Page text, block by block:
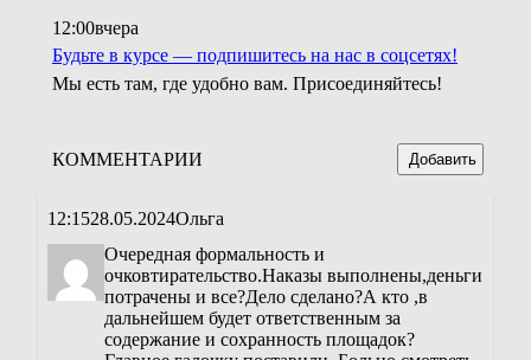
12:00вчера
Будьте в курсе — подпишитесь на нас в соцсетях!
Мы есть там, где удобно вам. Присоединяйтесь!
КОММЕНТАРИИ Добавить
12:1528.05.2024Ольга
Очередная формальность и
очковтирательство.Наказы выполнены,деньги
потрачены и все?Дело сделано?А кто ,в
дальнейшем будет ответственным за
содержание и сохранность площадок?